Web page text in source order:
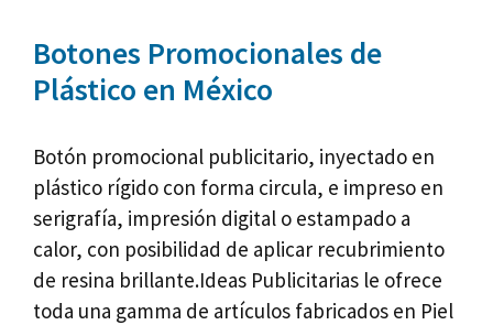
Botones Promocionales de
Plástico en México
Botón promocional publicitario, inyectado en
plástico rígido con forma circula, e impreso en
serigrafía, impresión digital o estampado a
calor, con posibilidad de aplicar recubrimiento
de resina brillante.Ideas Publicitarias le ofrece
toda una gamma de artículos fabricados en Piel